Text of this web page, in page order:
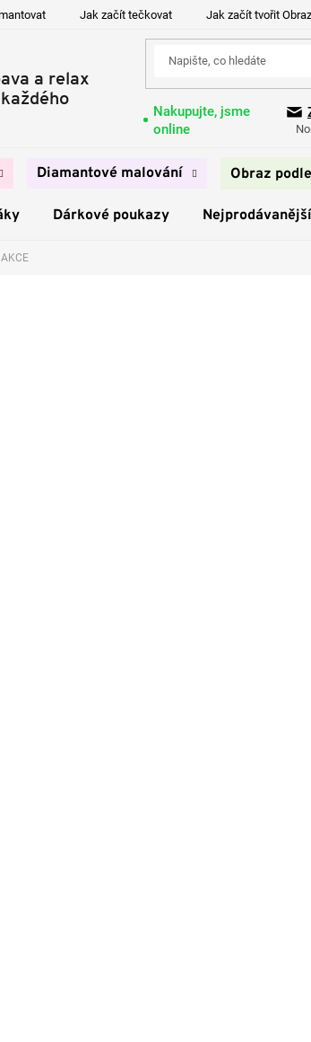
Jak začít tečkovat Jak začít tvořit
Nakupujte, jsme
online
Diamantové malování Obraz
Dárkové poukazy Nejprodávanější
AKCE